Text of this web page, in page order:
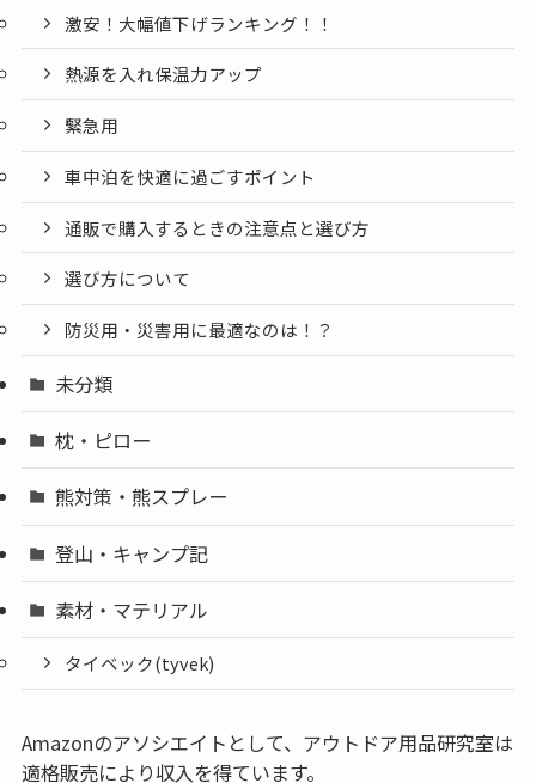
激安！大幅値下げランキング！！
熱源を入れ保温力アップ
緊急用
車中泊を快適に過ごすポイント
通販で購入するときの注意点と選び方
選び方について
防災用・災害用に最適なのは！？
未分類
枕・ピロー
熊対策・熊スプレー
登山・キャンプ記
素材・マテリアル
タイベック(tyvek)
Amazonのアソシエイトとして、アウトドア用品研究室は
適格販売により収入を得ています。